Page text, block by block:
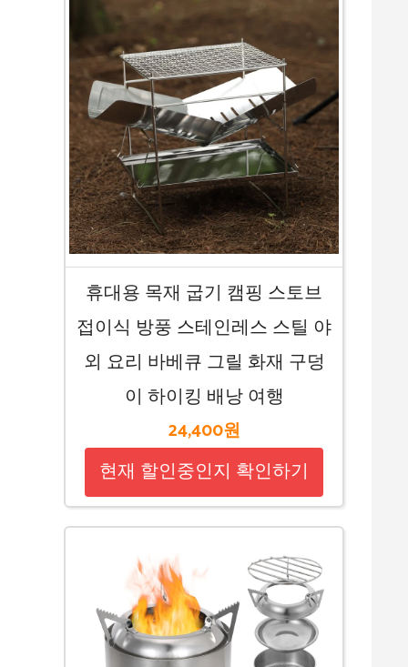
휴대용 목재 굽기 캠핑 스토브
접이식 방풍 스테인레스 스틸 야
외 요리 바베큐 그릴 화재 구덩
이 하이킹 배낭 여행
24,400원
현재 할인중인지 확인하기